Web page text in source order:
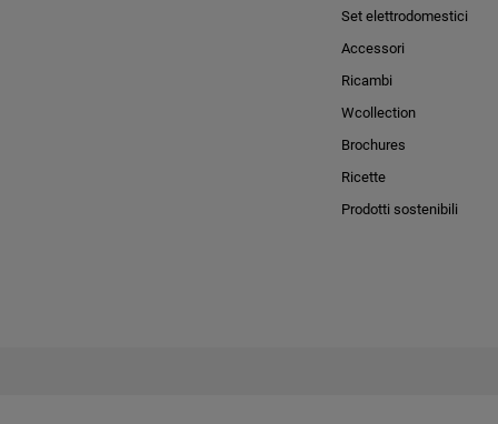
Set elettrodomestici
Accessori
Ricambi
Wcollection
Brochures
Ricette
Prodotti sostenibili